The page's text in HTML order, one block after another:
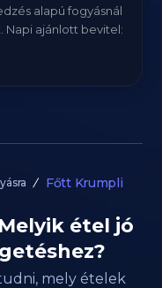
alapú fogyásnál
Napi ajánlott bevitel:
Főtt Krumpli
étel jó
mely ételek